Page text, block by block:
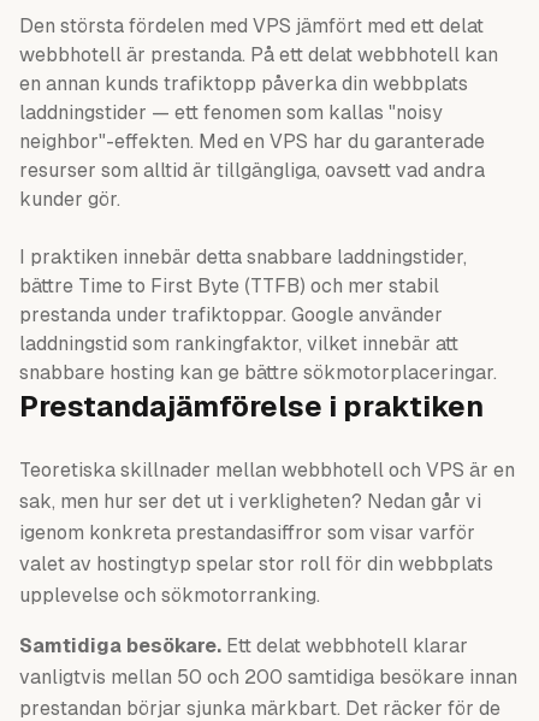
Den största fördelen med VPS jämfört med ett delat
webbhotell är prestanda. På ett delat webbhotell kan
en annan kunds trafiktopp påverka din webbplats
laddningstider — ett fenomen som kallas "noisy
neighbor"-effekten. Med en VPS har du garanterade
resurser som alltid är tillgängliga, oavsett vad andra
kunder gör.
I praktiken innebär detta snabbare laddningstider,
bättre Time to First Byte (TTFB) och mer stabil
prestanda under trafiktoppar. Google använder
laddningstid som rankingfaktor, vilket innebär att
snabbare hosting kan ge bättre sökmotorplaceringar.
Prestandajämförelse i praktiken
Teoretiska skillnader mellan webbhotell och VPS är en
sak, men hur ser det ut i verkligheten? Nedan går vi
igenom konkreta prestandasiffror som visar varför
valet av hostingtyp spelar stor roll för din webbplats
upplevelse och sökmotorranking.
Samtidiga besökare. Ett delat webbhotell klarar
vanligtvis mellan 50 och 200 samtidiga besökare innan
prestandan börjar sjunka märkbart. Det räcker för de